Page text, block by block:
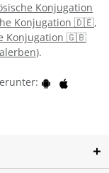
Konjugation
Konjugation 🇩🇪,
Konjugation 🇬🇧
).